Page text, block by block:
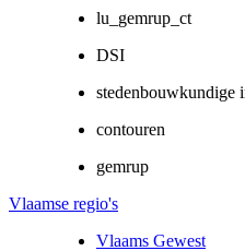
lu_gemrup_ct
DSI
stedenbouwkundige
contouren
gemrup
Vlaamse regio's
Vlaams Gewest